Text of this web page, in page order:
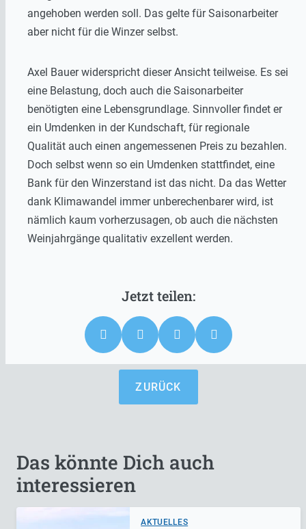
angehoben werden soll. Das gelte für Saisonarbeiter
aber nicht für die Winzer selbst.
Axel Bauer widerspricht dieser Ansicht teilweise. Es sei
eine Belastung, doch auch die Saisonarbeiter
benötigten eine Lebensgrundlage. Sinnvoller findet er
ein Umdenken in der Kundschaft, für regionale
Qualität auch einen angemessenen Preis zu bezahlen.
Doch selbst wenn so ein Umdenken stattfindet, eine
Bank für den Winzerstand ist das nicht. Da das Wetter
dank Klimawandel immer unberechenbarer wird, ist
nämlich kaum vorherzusagen, ob auch die nächsten
Weinjahrgänge qualitativ exzellent werden.
ZURÜCK
Das könnte Dich auch
interessieren
AKTUELLES